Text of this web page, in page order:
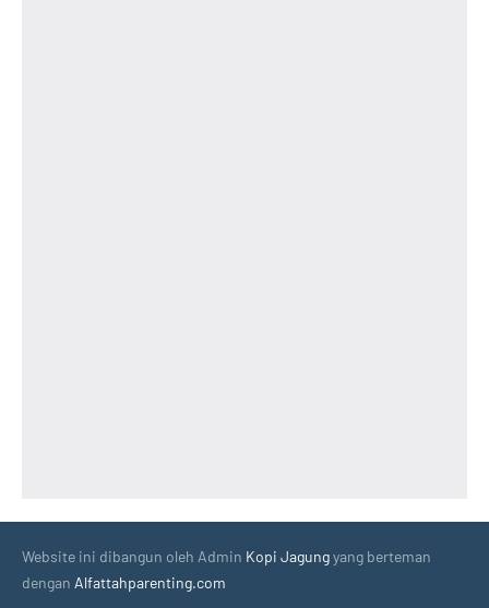
Website ini dibangun oleh Admin Kopi Jagungyang berteman
dengan Alfattahparenting.com